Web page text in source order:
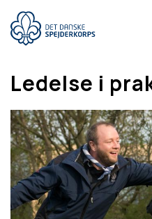
hovedindhold
Ledelse i